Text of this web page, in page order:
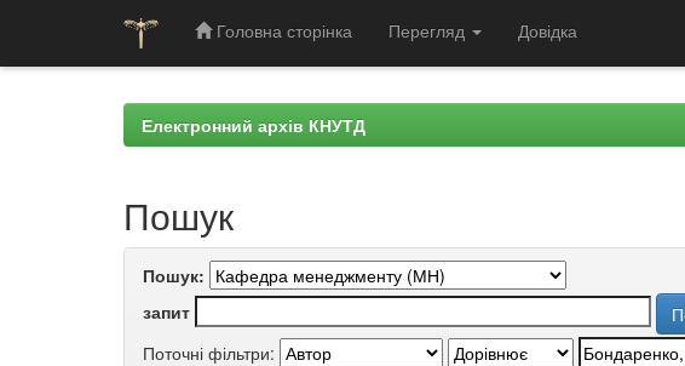
Головна сторінка Перегляд Довідка
Електронний архів КНУТД
Пошук
Пошук:
запит
Поточні фільтри: